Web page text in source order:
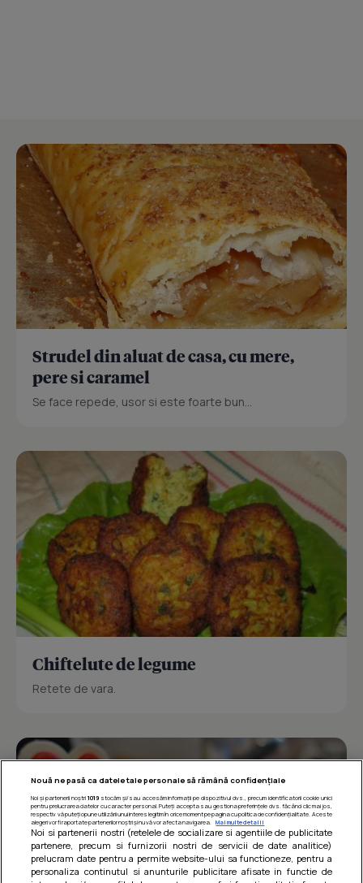
Strudel din aluat de casa, cu mere,
pere si caramel
Se face repede, usor si este foarte bun...
Chiftelute de legume
Retete de vara.
Nouă ne pasă ca datele tale personale să rămână confidențiale
Noi și partenerii noștri 1019stocăm și/sau accesăm informații pe dispozitivul dvs., precum identificatorii cookie unici
pentru prelucrarea datelor cu caracter personal. Puteți accepta sau gestiona preferințele dvs. făcând clic mai jos,
respectiv vă puteți opune utilizării unui interes legitim în orice moment pe pagina cu politica de confidențialitate. Aceste
alegeri vor fi raportate partenerilor noștri și nu vă vor afecta navigarea.
Mai multe detalii
Noi si partenerii nostri (retelele de socializare si agentiile de publicitate
partenere, precum si furnizorii nostri de servicii de date analitice)
prelucram date pentru a permite website-ului sa functioneze, pentru a
personaliza continutul si anunturile publicitare afisate in functie de